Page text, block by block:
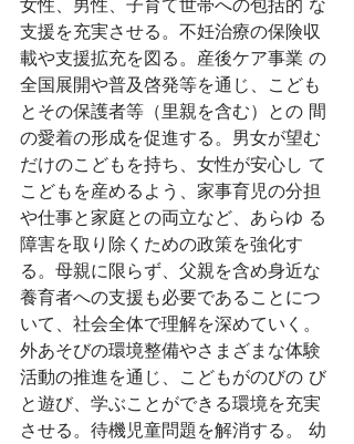
支援を充実させる。不妊治療の保険収
載や支援拡充を図る。産後ケア事業 の
全国展開や普及啓発等を通じ、こども
とその保護者等（里親を含む）との 間
の愛着の形成を促進する。男女が望む
だけのこどもを持ち、女性が安心し て
こどもを産めるよう、家事育児の分担
や仕事と家庭との両立など、あらゆ る
障害を取り除くための政策を強化す
る。母親に限らず、父親を含め身近な
養育者への支援も必要であることにつ
いて、社会全体で理解を深めていく。
外あそびの環境整備やさまざまな体験
活動の推進を通じ、こどもがのびの び
と遊び、学ぶことができる環境を充実
させる。待機児童問題を解消する。 幼